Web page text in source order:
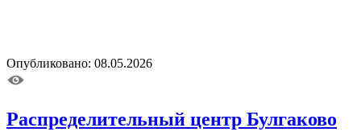
Опубликовано: 08.05.2026
Распределительный центр Булгаково